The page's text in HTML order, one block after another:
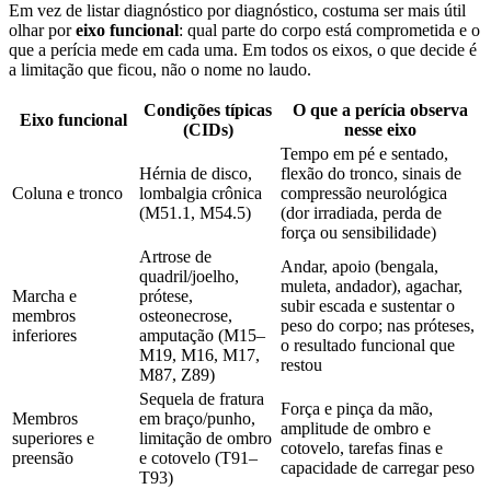
Em vez de listar diagnóstico por diagnóstico, costuma ser mais útil
olhar poreixo funcional: qual parte do corpo está comprometida e o
que a perícia mede em cada uma. Em todos os eixos, o que decide é
a limitação que ficou, não o nome no laudo.
Eixo funcional
Condições típicas
(CIDs)
O que a perícia observa
nesse eixo
Coluna e tronco
Hérnia de disco,
lombalgia crônica
(M51.1, M54.5)
Tempo em pé e sentado,
flexão do tronco, sinais de
compressão neurológica
(dor irradiada, perda de
força ou sensibilidade)
Marcha e
membros
inferiores
Artrose de
quadril/joelho,
prótese,
osteonecrose,
amputação (M15–
M19, M16, M17,
M87, Z89)
Andar, apoio (bengala,
muleta, andador), agachar,
subir escada e sustentar o
peso do corpo; nas próteses,
o resultado funcional que
restou
Membros
superiores e
preensão
Sequela de fratura
em braço/punho,
limitação de ombro
e cotovelo (T91–
T93)
Força e pinça da mão,
amplitude de ombro e
cotovelo, tarefas finas e
capacidade de carregar peso